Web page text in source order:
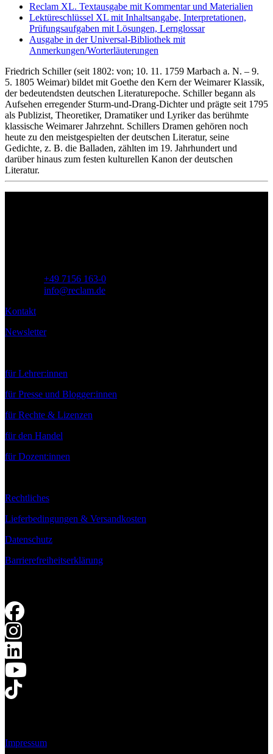
Reclam XL. Textausgabe mit Kommentar und Materialien
Lektüreschlüssel XL mit Inhaltsangabe, Interpretationen,
Prüfungsaufgaben mit Lösungen, Lernglossar
Ausgabe in der Universal-Bibliothek mit
Anmerkungen/Worterläuterungen
Friedrich Schiller (seit 1802: von; 10. 11. 1759 Marbach a. N. – 9.
5. 1805 Weimar) bildet mit Goethe den Kern der Weimarer Klassik,
der bedeutendsten deutschen Literaturepoche. Schiller begann als
Aufsehen erregender Sturm-und-Drang-Dichter und prägte seit 1795
als Publizist, Theoretiker, Dramatiker und Lyriker das berühmte
klassische Weimarer Jahrzehnt. Schillers Dramen gehören noch
heute zu den meistgespielten der deutschen Literatur, seine
Gedichte, z. B. die Balladen, zählten im 19. Jahrhundert und
darüber hinaus zum festen kulturellen Kanon der deutschen
Literatur.
+49 7156 163-0
info@reclam.de
Kontakt
Newsletter
für Lehrer:innen
für Presse und Blogger:innen
für Rechte & Lizenzen
für den Handel
für Dozent:innen
Rechtliches
Lieferbedingungen & Versandkosten
Datenschutz
Barrierefreiheitserklärung
Impressum